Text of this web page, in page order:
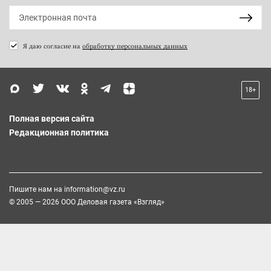
Я даю согласие на обработку персональных данных
18+
Полная версия сайта
Редакционная политика
Пишите нам на information@vz.ru
© 2005 — 2026 ООО Деловая газета «Взгляд»